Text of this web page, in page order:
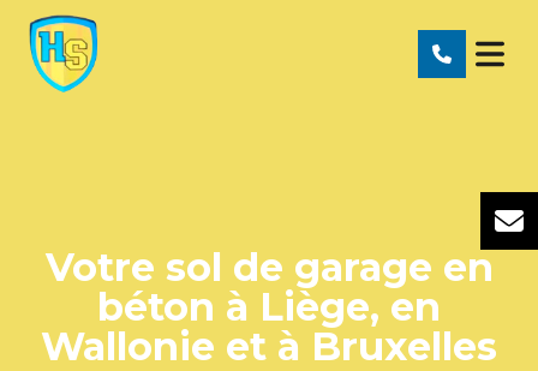
Votre sol de garage en
béton à Liège, en
Wallonie et à Bruxelles